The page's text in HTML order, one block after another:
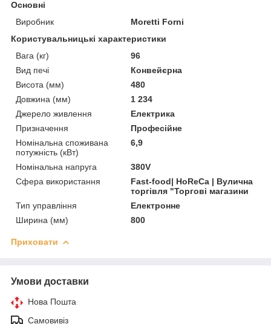
Основні
Виробник
Moretti Forni
Користувальницькі характеристики
Вага (кг)
96
Вид печі
Конвейєрна
Висота (мм)
480
Довжина (мм)
1 234
Джерело живлення
Електрика
Призначення
Професійне
Номінальна споживана
потужність (кВт)
6,9
Номінальна напруга
380V
Сфера використання
Fast-food| HoReCa | Вулична
торгівля "Торгові магазини
Тип управління
Електронне
Ширина (мм)
800
Приховати
Умови доставки
Нова Пошта
Самовивіз